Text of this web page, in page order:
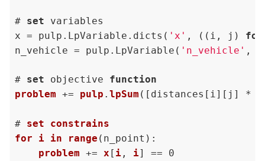
# set variables
x = pulp.LpVariable.dicts( 'x' , ((i, j) for
n_vehicle = pulp.LpVariable( 'n_vehicle' ,
# set objective function
problem += pulp . lpSum ( [distances[i][j]
# set
constrains
for
i in range ( n_point ):
problem += x [ i , i